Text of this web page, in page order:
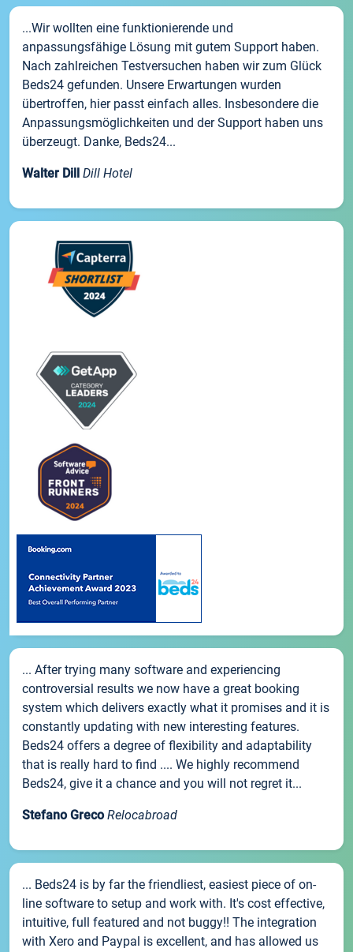
...Wir wollten eine funktionierende und
anpassungsfähige Lösung mit gutem Support haben.
Nach zahlreichen Testversuchen haben wir zum Glück
Beds24 gefunden. Unsere Erwartungen wurden
übertroffen, hier passt einfach alles. Insbesondere die
Anpassungsmöglichkeiten und der Support haben uns
überzeugt. Danke, Beds24...
Walter Dill Dill Hotel
... After trying many software and experiencing
controversial results we now have a great booking
system which delivers exactly what it promises and it is
constantly updating with new interesting features.
Beds24 offers a degree of flexibility and adaptability
that is really hard to find .... We highly recommend
Beds24, give it a chance and you will not regret it...
Stefano Greco Relocabroad
... Beds24 is by far the friendliest, easiest piece of on-
line software to setup and work with. It's cost effective,
intuitive, full featured and not buggy!! The integration
with Xero and Paypal is excellent, and has allowed us